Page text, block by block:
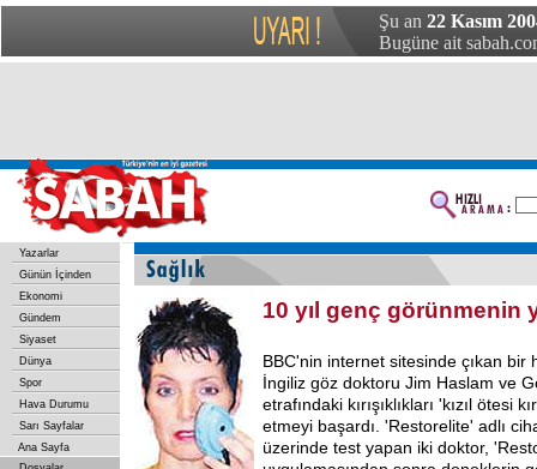
Şu an 22 Kasım
Bugüne ait
Yazarlar
Günün İçinden
Ekonomi
Gündem
Siyaset
Dünya
Spor
Hava Durumu
Sarı Sayfalar
Ana Sayfa
10 yıl genç görünmenin
BBC'nin internet sitesinde çıkan bir
İngiliz göz doktoru Jim Haslam ve
etrafındaki kırışıklıkları 'kızıl ötesi
etmeyi başardı. 'Restorelite' adlı
üzerinde test yapan iki doktor,